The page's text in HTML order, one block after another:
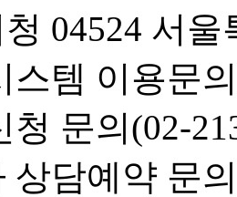
04524 서
스템 이용문
청 문의(02-
상담예약 문